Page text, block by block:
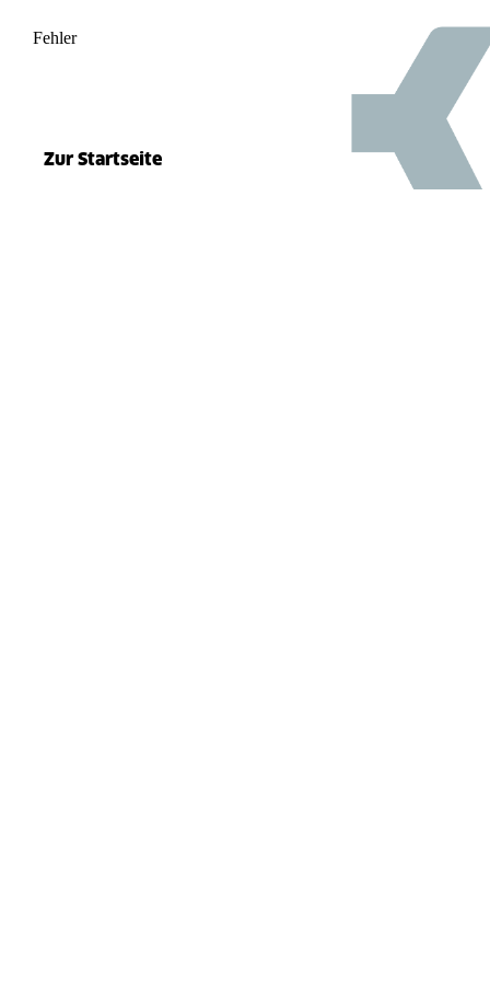
Fehler 500
Zur Startseite